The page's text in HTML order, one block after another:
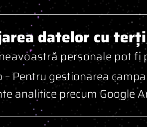
datelor cu terți
personale pot fi
– Pentru gestionarea
analitice precum Google